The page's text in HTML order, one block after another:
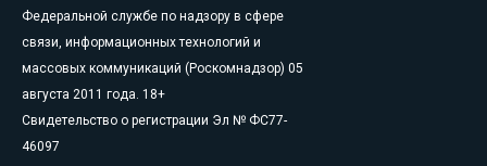
Федеральной службе по надзору в сфере
связи, информационных технологий и
массовых коммуникаций (Роскомнадзор) 05
августа 2011 года. 18+
Свидетельство о регистрации Эл № ФС77-
46097